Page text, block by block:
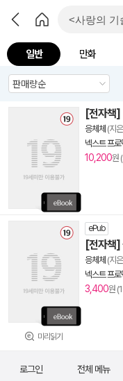
일반 만화
[전자책]
응체체 (지
넥스트 프로
10,200원
미리읽기
ePub
[전자책]
응체체 (지
넥스트 프로
3,400원
로그인 전체 메뉴